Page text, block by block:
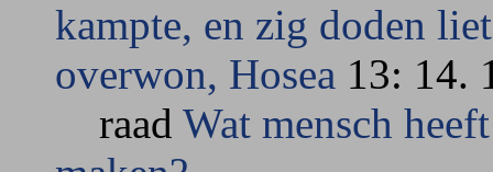
kampte, en zig doden
overwon, Hosea 13: 14.
raad Wat mensch